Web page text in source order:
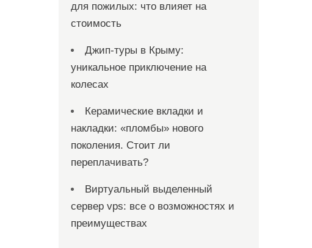
для пожилых: что влияет на
стоимость
Джип-туры в Крыму:
уникальное приключение на
колесах
Керамические вкладки и
накладки: «пломбы» нового
поколения. Стоит ли
переплачивать?
Виртуальный выделенный
сервер vps: все о возможностях и
преимуществах